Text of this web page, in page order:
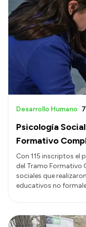
Psicología
Formativo
Desarrollo Humano
Con 115 inscriptos el
del Tramo Formativo
sociales que
educativos no